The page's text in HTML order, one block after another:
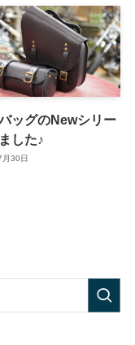
ッグのNewシリー
した♪
30日